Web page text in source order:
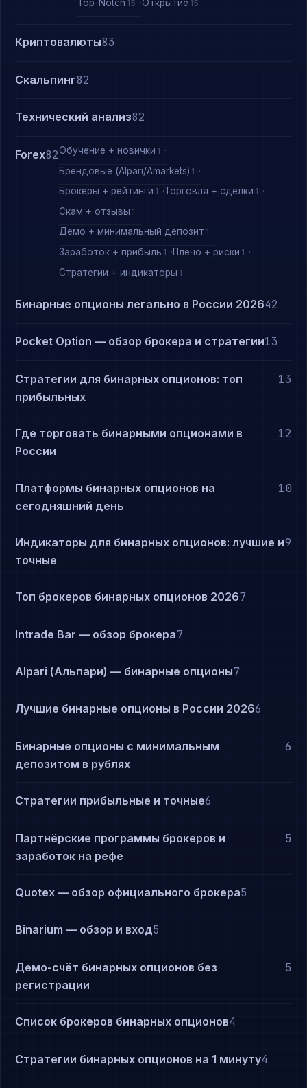
Top-Notch 15 Открытие 15
Криптовалюты83
Скальпинг82
Технический анализ82
Forex82Обучение + новички 1
Брендовые (Alpari/Amarkets) 1
Брокеры + рейтинги 1 Торговля + сделки 1
Скам + отзывы 1
Демо + минимальный депозит 1
Заработок + прибыль 1 Плечо + риски 1
Стратегии + индикаторы 1
Бинарные опционы легально в России 202642
Pocket Option — обзор брокера и стратегии13
Стратегии для бинарных опционов: топ
прибыльных
13
Где торговать бинарными опционами в
России
12
Платформы бинарных опционов на
сегодняшний день
10
Индикаторы для бинарных опционов: лучшие и
точные
9
Топ брокеров бинарных опционов 20267
Intrade Bar — обзор брокера7
Alpari (Альпари) — бинарные опционы7
Лучшие бинарные опционы в России 20266
Бинарные опционы с минимальным
депозитом в рублях
6
Стратегии прибыльные и точные6
Партнёрские программы брокеров и
заработок на рефе
5
Quotex — обзор официального брокера5
Binarium — обзор и вход5
Демо-счёт бинарных опционов без
регистрации
5
Список брокеров бинарных опционов4
Стратегии бинарных опционов на 1 минуту4